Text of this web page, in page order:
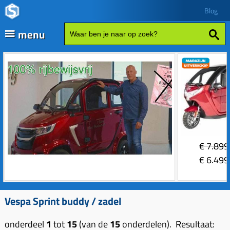
Blog
menu
Fatbikes
Scooter kopen
Zip
Sales
Elektrische delen
Achterlicht
Bobine
Motordelen
Achter tandwielen
Carburateurs (delen)
Frame delen
Achterbrug delen
Accessoires
€
€
Vespa Sprint buddy / zadel
onderdeel 1 tot15(van de15onderdelen). Resultaat: